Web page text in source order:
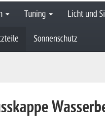
Tuning Licht und
Sonnenschutz